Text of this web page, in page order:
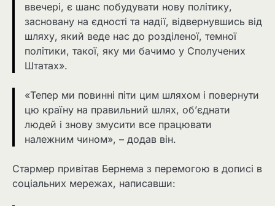
ввечері, є шанс побудувати нову політику,
засновану на єдності та надії, відвернувшись від
шляху, який веде нас до розділеної, темної
політики, такої, яку ми бачимо у Сполучених
Штатах».
«Тепер ми повинні піти цим шляхом і повернути
цю країну на правильний шлях, об’єднати
людей і знову змусити все працювати
належним чином», – додав він.
Стармер привітав Бернема з перемогою в дописі в
соціальних мережах, написавши: